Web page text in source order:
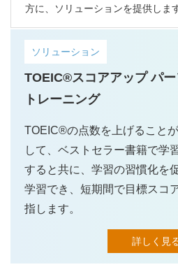
方に、ソリューションを提供しま
ソリューション
TOEIC®スコアアップ パー
トレーニング
TOEIC®の点数を上げること
して、ベストセラー書籍で学
すると共に、学習の習慣化を
学習でき、短期間で目標スコ
指します。
詳しく見